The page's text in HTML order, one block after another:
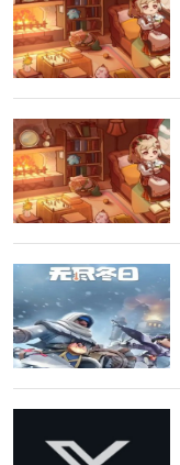
烛光设计稿*1，蜗
兑换方法：
点开个人资料页面，
进入设置
点击兑换码即可使用